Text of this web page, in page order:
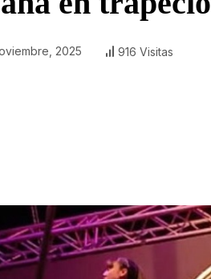
2025 916 Visitas